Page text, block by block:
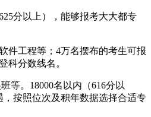
分以上），能够报考大大都专
件工程等；4万名摆布的考生可报
科分数线名。
等。18000名以内（616分以
，按照位次及积年数据选择合适专